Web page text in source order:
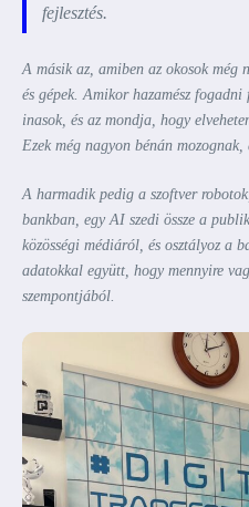
fejlesztés.
A másik az, amiben az okosok
és gépek. Amikor hazamész
inasok, és az mondja, hogy
Ezek még nagyon bénán mozognak,
A harmadik pedig a szoftver
bankban, egy AI szedi össze a
közösségi médiáról, és osztályoz a
adatokkal együtt, hogy mennyire
szempontjából.